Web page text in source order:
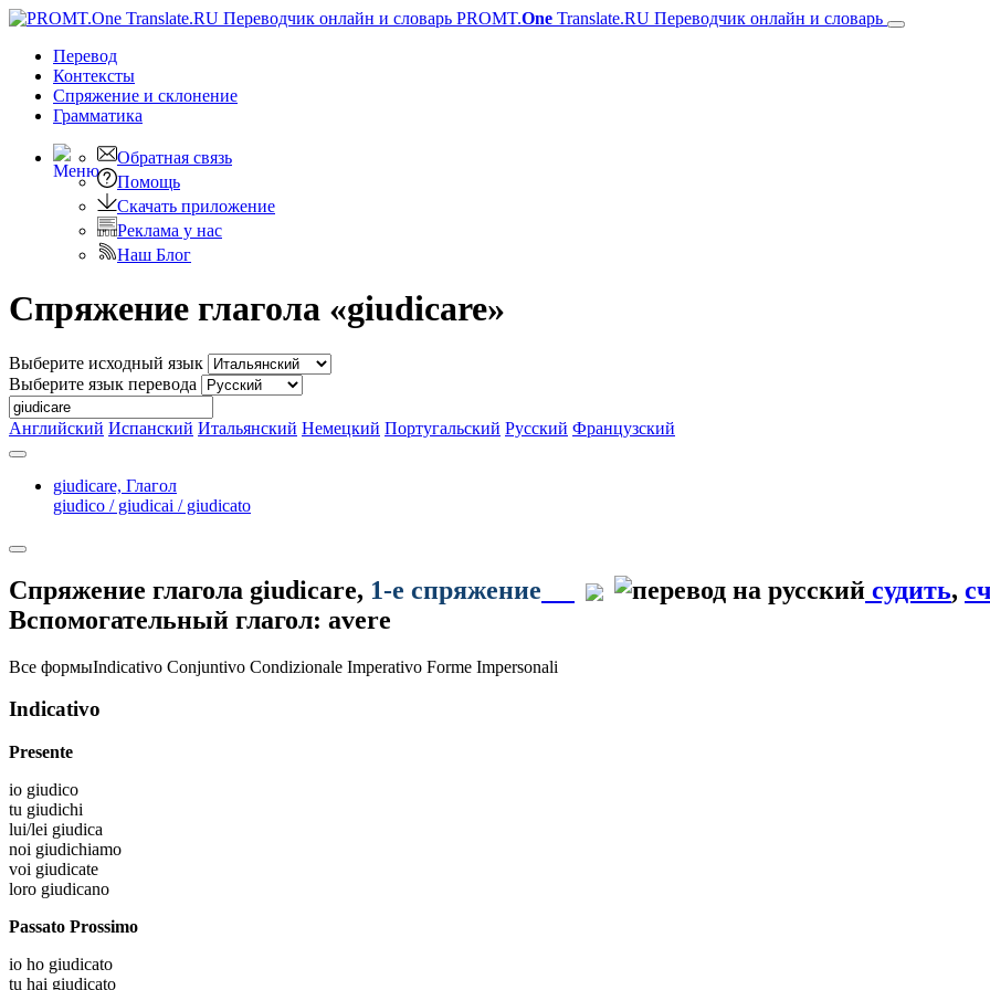
PROMT.One Translate.RU Переводчик онлайн и словарь
Перевод
Контексты
Спряжение и склонение
Грамматика
Обратная связь
Помощь
Скачать приложение
Реклама у нас
Наш Блог
Спряжение глагола «giudicare»
Выберите исходный язык
Выберите язык перевода
Английский Испанский Итальянский Немецкий Португальский Русский Французский
giudicare, Глагол
giudico / giudicai / giudicato
Спряжение глагола giudicare, 1-е спряжение судить,
Вспомогательный глагол: avere
Все формыIndicativo Conjuntivo Condizionale Imperativo Forme Impersonali
Indicativo
Presente
io giudico
tu giudichi
lui/lei giudica
noi giudichiamo
voi giudicate
loro giudicano
Passato Prossimo
io ho giudicato
tu hai giudicato